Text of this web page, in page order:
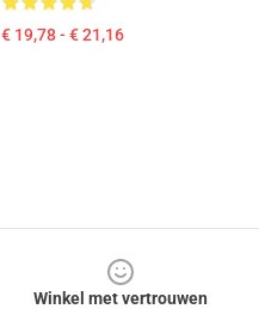
€ 19,78 - € 21,16
Winkel met vertrouwen